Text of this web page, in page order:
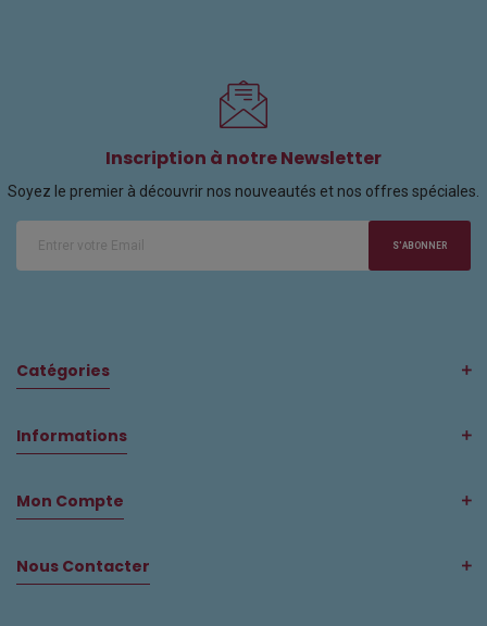
Inscription à notre Newsletter
Soyez le premier à découvrir nos nouveautés et nos offres spéciales.
S'ABONNER
Catégories
Informations
Mon Compte
Nous Contacter